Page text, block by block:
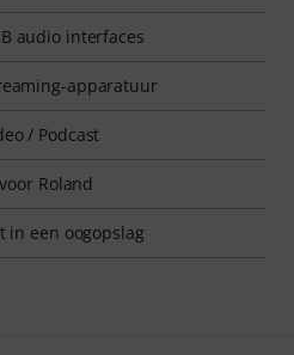
audio interfaces
apparatuur
/ Podcast
Roland
in een oogopslag